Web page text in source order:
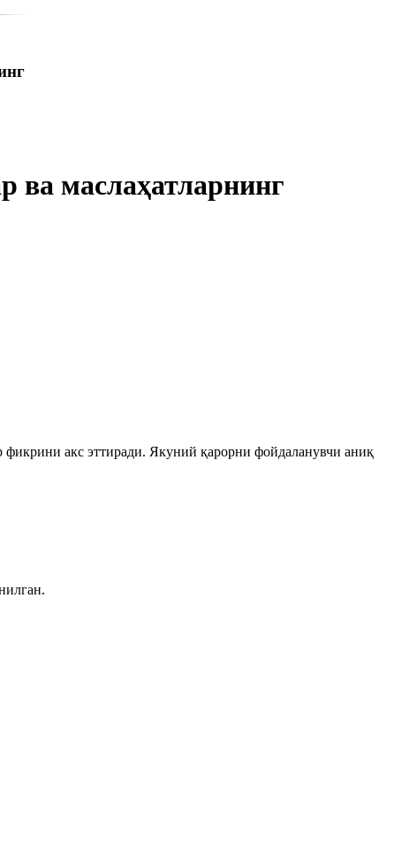
ва маслаҳатларнинг
фикрини акс эттиради. Якуний қарорни фойдаланувчи аниқ